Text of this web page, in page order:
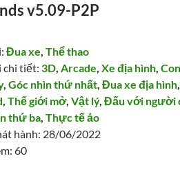
v5.09-P2P
Đua xe,Thể thao
chi tiết: 3D,Arcade,Xe địa hình,
,Góc nhìn thứ nhất,Đua xe địa hình
,Thế giới mở,Vật lý,Đấu với người
thứ ba,Thực tế ảo
hành: 28/06/2022
60